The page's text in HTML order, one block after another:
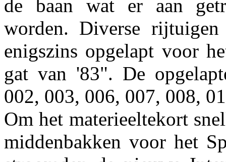
de baan wat er aan
worden. Diverse
enigszins opgelapt voor
gat van '83". De
002, 003, 006, 007, 008,
Om het materieeltekort
middenbakken voor het